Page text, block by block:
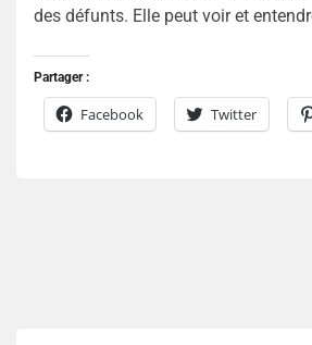
des défunts. Elle peut voir et
Partager :
Facebook Twitter